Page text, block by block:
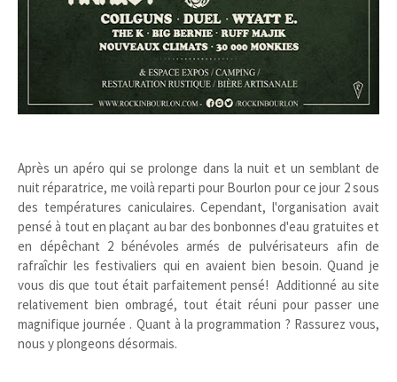
Après un apéro qui se prolonge dans la nuit et un semblant de
nuit réparatrice, me voilà reparti pour Bourlon pour ce jour 2 sous
des températures caniculaires. Cependant, l'organisation avait
pensé à tout en plaçant au bar des bonbonnes d'eau gratuites et
en dépêchant 2 bénévoles armés de pulvérisateurs afin de
rafraîchir les festivaliers qui en avaient bien besoin. Quand je
vous dis que tout était parfaitement pensé! Additionné au site
relativement bien ombragé, tout était réuni pour passer une
magnifique journée . Quant à la programmation ? Rassurez vous,
nous y plongeons désormais.